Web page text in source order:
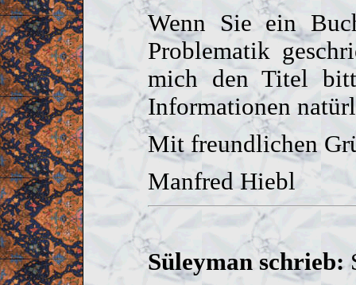
Wenn Sie ein
Problematik
mich den Titel
Informationen
Mit freundlichen
Manfred Hiebl
Süleyman schrieb: